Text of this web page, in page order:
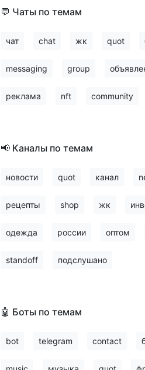
💬 Чаты по темам
чат chat жк quot
messaging group
реклама nft community
📢 Каналы по темам
новости quot канал
рецепты shop жк
одежда россии оптом
standoff подслушано
🤖 Боты по темам
bot telegram contact